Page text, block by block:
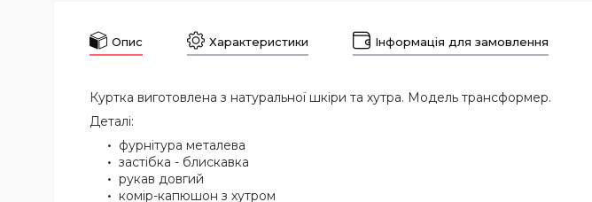
Опис Характеристики Інформація для замовлення
Куртка виготовлена з натуральної шкіри та хутра. Модель трансформер.
Деталі:
фурнітура металева
застібка - блискавка
рукав довгий
комір-капюшон з хутром